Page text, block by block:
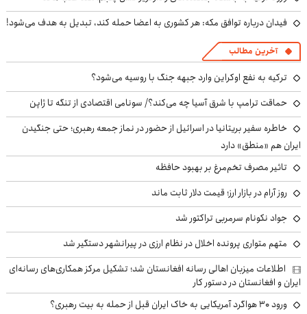
فیدان درباره توافق مکه: هر کشوری به اعضا حمله کند، تبدیل به هدف می‌شود!
آخرین مطالب
ترکیه به نفع اوکراین وارد جبهه جنگ با روسیه می‌شود؟
حماقت ترامپ با شرق آسیا چه می‌کند؟/ سونامی اقتصادی از تنگه تا ژاپن
خاطره سفیر بریتانیا در اسرائیل از حضور در نماز جمعه رهبری؛ حتی جنگیدن
ایران هم «منطق» دارد
تاثیر مصرف تخم‌مرغ بر بهبود حافظه
روز آرام در بازار ارز؛ قیمت دلار ثابت ماند
جواد نکونام سرمربی تراکتور شد
متهم متواری پرونده اخلال در نظام ارزی در پیرانشهر دستگیر شد
اطلاعات میزبان اهالی رسانه افغانستان شد؛ تشکیل مرکز همکاری‌های رسانه‌ای
ایران و افغانستان در دستور کار
ورود ۳۰ هواگرد آمریکایی به خاک ایران قبل از حمله به بیت رهبری؟